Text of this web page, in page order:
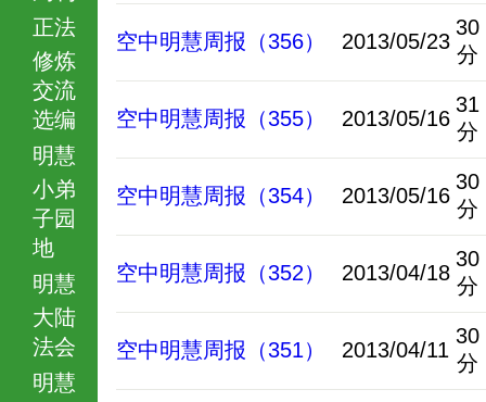
正法
修炼
交流
选编
明慧
小弟
子园
地
明慧
大陆
法会
明慧
空中明慧周报（356） 2013/05/23
30
分
空中明慧周报（355） 2013/05/16
31
分
空中明慧周报（354） 2013/05/16
30
分
空中明慧周报（352） 2013/04/18
30
分
空中明慧周报（351） 2013/04/11
30
分